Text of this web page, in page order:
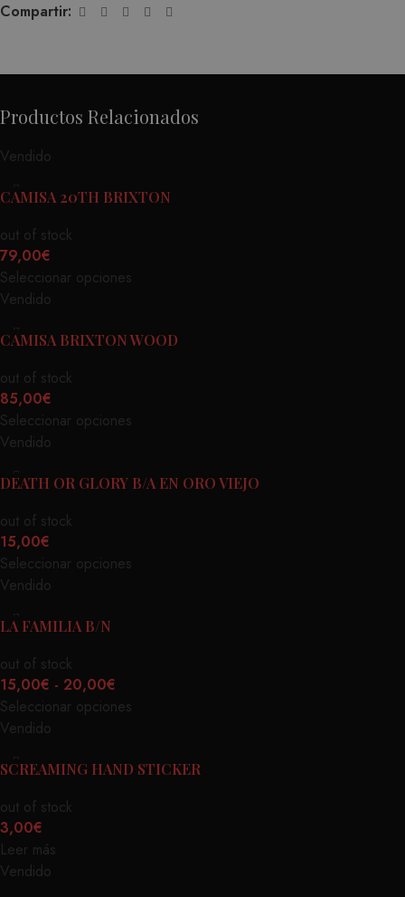
Compartir:
Productos Relacionados
Vendido
CAMISA 20TH BRIXTON
out of stock
79,00€
Seleccionar opciones
Vendido
CAMISA BRIXTON WOOD
out of stock
85,00€
Seleccionar opciones
Vendido
DEATH OR GLORY B/A EN ORO VIEJO
out of stock
15,00€
Seleccionar opciones
Vendido
LA FAMILIA B/N
out of stock
15,00€ - 20,00€
Seleccionar opciones
Vendido
SCREAMING HAND STICKER
out of stock
3,00€
Leer más
Vendido